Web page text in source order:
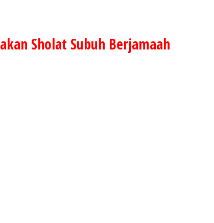
Sholat Subuh Berjamaah